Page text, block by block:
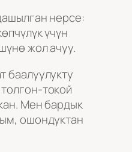
нерсе:
үчүн
жол ачуу.
баалуулукту
токой
Мен бардык
ошондуктан